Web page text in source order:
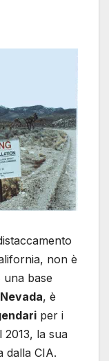
non è
una base
, è
per i
2013, la sua
dalla CIA.